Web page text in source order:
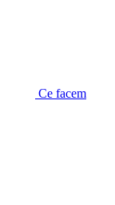
Ce facem